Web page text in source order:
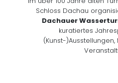
Schloss Dachau
Dachauer
kuratiertes
(Kunst-